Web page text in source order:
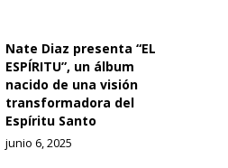
Nate Diaz presenta “EL
ESPÍRITU”, un álbum
nacido de una visión
transformadora del
Espíritu Santo
junio 6, 2025